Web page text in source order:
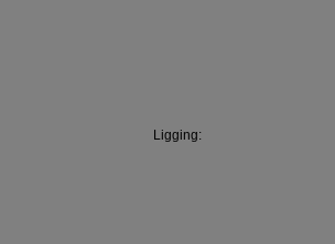
Ligging: